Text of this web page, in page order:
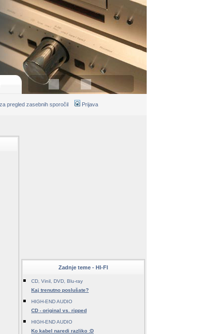
pregled zasebnih sporočil Prijava
Zadnje teme - HI-FI
CD, Vinil, DVD, Blu-ray
Kaj trenutno poslušate?
HIGH-END AUDIO
CD - original vs. ripped
HIGH-END AUDIO
Ko kabel naredi razliko :D